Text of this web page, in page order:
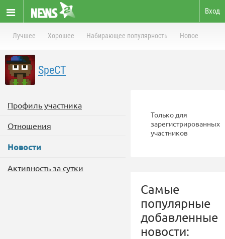
Вход
Лучшее Хорошее Набирающее популярность Новое
SpeCT
Профиль участника
Отношения
Новости
Активность за сутки
Только для
зарегистрированных
участников
Самые
популярные
добавленные
новости: